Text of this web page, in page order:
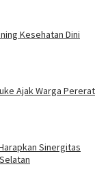
Kesehatan Dini
Ajak Warga Pererat
Sinergitas